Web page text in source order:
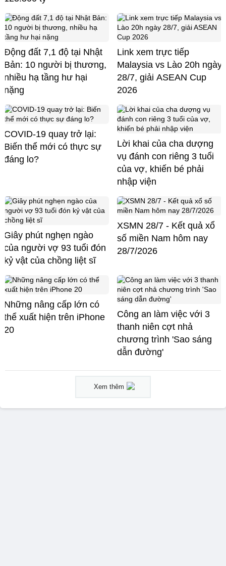
Động đất 7,1 độ tại Nhật
Bản: 10 người bị thương,
nhiều hạ tầng hư hại
nặng
Link xem trực tiếp
Malaysia vs Lào 20h ngày
28/7, giải ASEAN Cup
2026
COVID-19 quay trở lại:
Biến thể mới có thực sự
đáng lo?
Lời khai của cha dượng
vụ đánh con riêng 3 tuổi
của vợ, khiến bé phải
nhập viện
Giây phút nghẹn ngào
của người vợ 93 tuổi đón
kỷ vật của chồng liệt sĩ
XSMN 28/7 - Kết quả xổ
số miền Nam hôm nay
28/7/2026
Những nâng cấp lớn có
thể xuất hiện trên iPhone
20
Công an làm việc với 3
thanh niên cợt nhả
chương trình 'Sao sáng
dẫn đường'
Xem thêm